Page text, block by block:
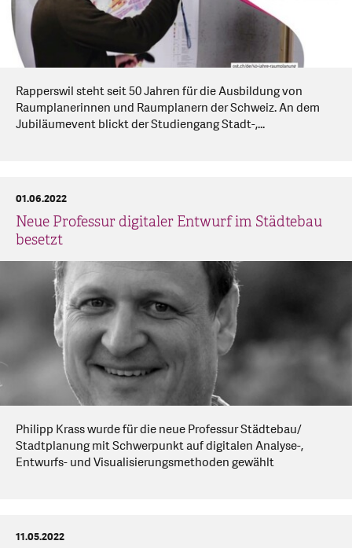
Rapperswil steht seit 50 Jahren für die Ausbildung von
Raumplanerinnen und Raumplanern der Schweiz. An dem
Jubiläumevent blickt der Studiengang Stadt-,...
Neue Professur digitaler Entwurf im Städtebau
besetzt
01.06.2022
Philipp Krass wurde für die neue Professur Städtebau/
Stadtplanung mit Schwerpunkt auf digitalen Analyse-,
Entwurfs- und Visualisierungsmethoden gewählt
11.05.2022